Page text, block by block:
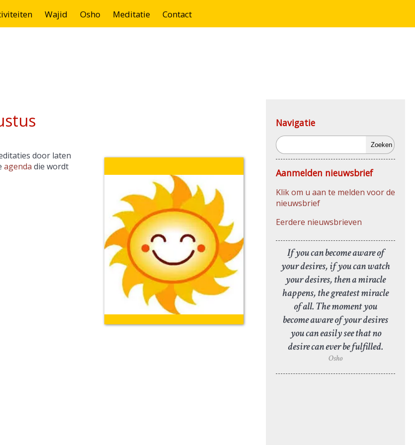
Wajid Osho Meditatie Contact
door laten
agenda die wordt
Navigatie
Zoeken
Aanmelden nieuwsbrief
Klik om u aan te melden voor de
nieuwsbrief
Eerdere nieuwsbrieven
If you can become aware of
your desires, if you can watch
your desires, then a miracle
happens, the greatest miracle
of all. The moment you
become aware of your desires
you can easily see that no
desire can ever be fulfilled.
Osho